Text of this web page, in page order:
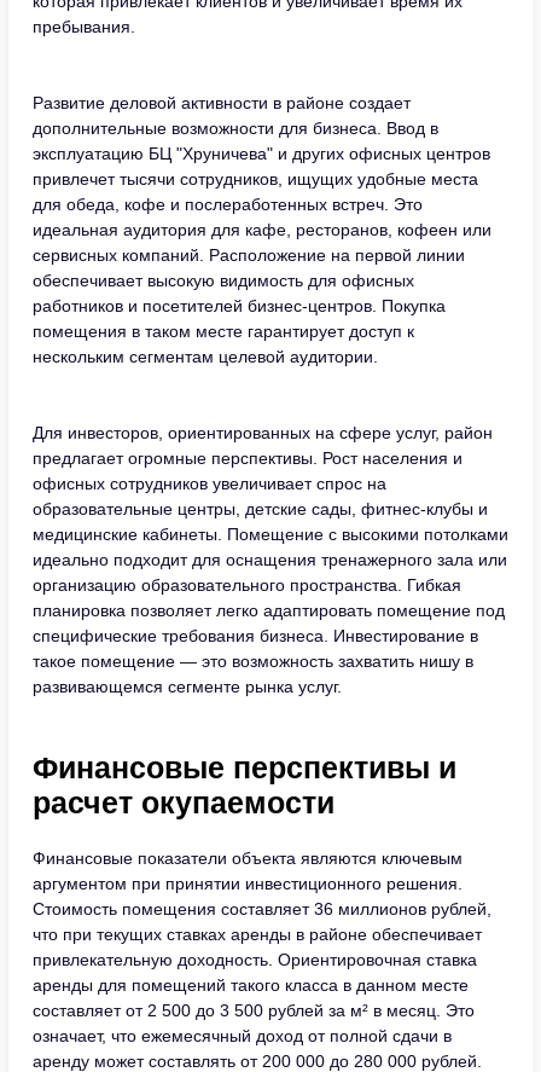
пребывания.
Развитие деловой активности в районе создает
дополнительные возможности для бизнеса. Ввод в
эксплуатацию БЦ "Хруничева" и других офисных центров
привлечет тысячи сотрудников, ищущих удобные места
для обеда, кофе и послеработенных встреч. Это
идеальная аудитория для кафе, ресторанов, кофеен или
сервисных компаний. Расположение на первой линии
обеспечивает высокую видимость для офисных
работников и посетителей бизнес-центров. Покупка
помещения в таком месте гарантирует доступ к
нескольким сегментам целевой аудитории.
Для инвесторов, ориентированных на сфере услуг, район
предлагает огромные перспективы. Рост населения и
офисных сотрудников увеличивает спрос на
образовательные центры, детские сады, фитнес-клубы и
медицинские кабинеты. Помещение с высокими потолками
идеально подходит для оснащения тренажерного зала или
организацию образовательного пространства. Гибкая
планировка позволяет легко адаптировать помещение под
специфические требования бизнеса. Инвестирование в
такое помещение — это возможность захватить нишу в
развивающемся сегменте рынка услуг.
Финансовые перспективы и
расчет окупаемости
Финансовые показатели объекта являются ключевым
аргументом при принятии инвестиционного решения.
Стоимость помещения составляет 36 миллионов рублей,
что при текущих ставках аренды в районе обеспечивает
привлекательную доходность. Ориентировочная ставка
аренды для помещений такого класса в данном месте
составляет от 2 500 до 3 500 рублей за м² в месяц. Это
означает, что ежемесячный доход от полной сдачи в
аренду может составлять от 200 000 до 280 000 рублей.